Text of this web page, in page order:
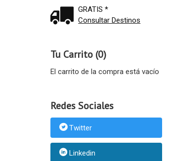
GRATIS *
Consultar Destinos
Tu Carrito (0)
El carrito de la compra está vacío
Redes Sociales
Twitter
Linkedin